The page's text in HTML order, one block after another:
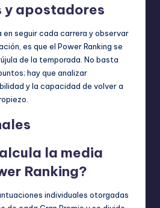
apostadores
en seguir cada carrera y observar
es que el Power Ranking se
de la temporada. No basta
hay que analizar
y la capacidad de volver a
la media
Ranking?
individuales otorgadas